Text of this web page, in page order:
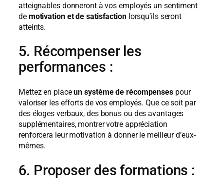
atteignables donneront à vos employés un sentiment
de motivation et de satisfactionlorsqu’ils seront
atteints.
5. Récompenser les
performances :
Mettez en placeun système de récompensespour
valoriser les efforts de vos employés. Que ce soit par
des éloges verbaux, des bonus ou des avantages
supplémentaires, montrer votre appréciation
renforcera leur motivation à donner le meilleur d’eux-
mêmes.
6. Proposer des formations :